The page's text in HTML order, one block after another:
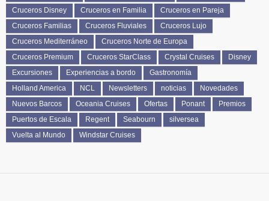
Cruceros Disney
Cruceros en Familia
Cruceros en Pareja
Cruceros Familias
Cruceros Fluviales
Cruceros Lujo
Cruceros Mediterráneo
Cruceros Norte de Europa
Cruceros Premium
Cruceros StarClass Crystal Cruises
Disney
Excursiones
Experiencias a bordo
Gastronomía
Holland America
NCL Newsletters noticias
Novedades
Nuevos Barcos
Oceania Cruises Ofertas Ponant
Premios
Puertos de Escala
Regent Seabourn
silversea
Vuelta al Mundo
Windstar Cruises